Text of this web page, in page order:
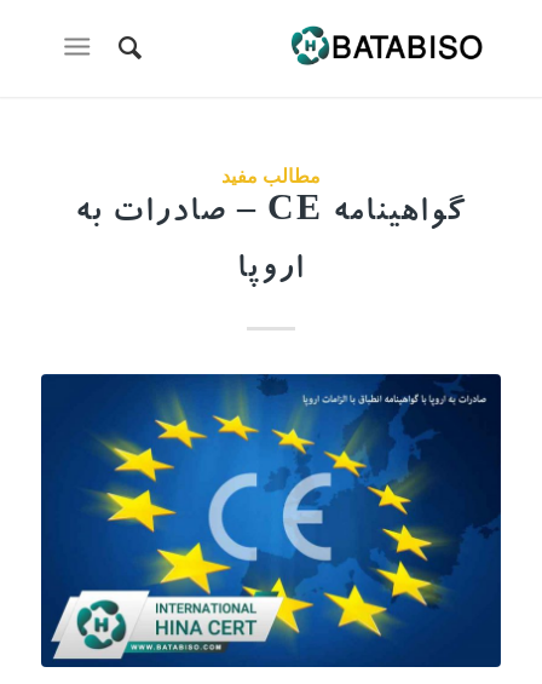
مطالب مفید
گواهینامه CE – صادرات به
اروپا